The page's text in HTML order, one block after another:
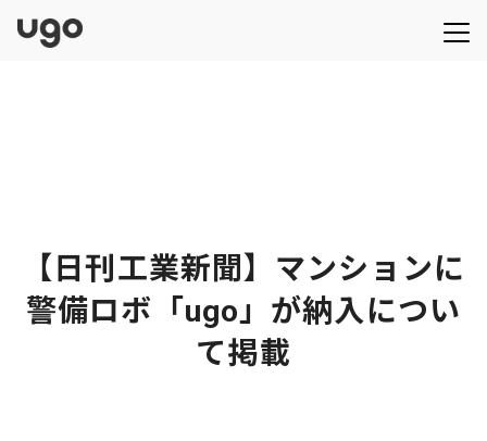
【日刊工業新聞】マンションに
警備ロボ「ugo」が納入につい
て掲載